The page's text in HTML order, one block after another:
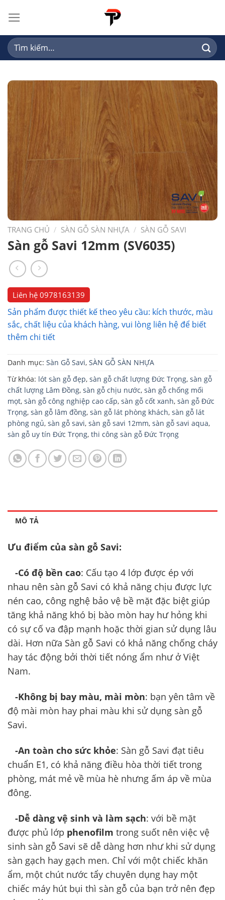
content
Tìm
kiếm:
TRANG CHỦ / SÀN GỖ SÀN NHỰA / SÀN GỖ SAVI
Sàn gỗ Savi 12mm (SV6035)
Liên hệ 0978163139
Sản phẩm được thiết kế theo yêu cầu: kích thước, màu
sắc, chất liệu của khách hàng, vui lòng liên hệ để biết
thêm chi tiết
Danh mục: Sàn Gỗ Savi, SÀN GỖ SÀN NHỰA
Từ khóa: lót sàn gỗ đẹp, sàn gỗ chất lượng Đức Trọng, sàn gỗ
chất lượng Lâm Đồng, sàn gỗ chịu nước, sàn gỗ chống mối
mọt, sàn gỗ công nghiệp cao cấp, sàn gỗ cốt xanh, sàn gỗ Đức
Trọng, sàn gỗ lâm đồng, sàn gỗ lát phòng khách, sàn gỗ lát
phòng ngủ, sàn gỗ savi, sàn gỗ savi 12mm, sàn gỗ savi aqua,
sàn gỗ uy tín Đức Trọng, thi công sàn gỗ Đức Trọng
MÔ TẢ
Ưu điểm của sàn gỗ Savi:
-Có độ bền cao: Cấu tạo 4 lớp được ép với
nhau nên sàn gỗ Savi có khả năng chịu được lực
nén cao, công nghệ bảo vệ bề mặt đặc biệt giúp
tăng khả năng khó bị bào mòn hay hư hỏng khi
có sự cố va đập mạnh hoặc thời gian sử dụng lâu
dài. Hơn nữa Sàn gỗ Savi có khả năng chống cháy
hay tác động bởi thời tiết nóng ẩm như ở Việt
Nam.
-Không bị bay màu, mài mòn: bạn yên tâm về
độ mài mòn hay phai màu khi sử dụng sàn gỗ
Savi.
-An toàn cho sức khỏe: Sàn gỗ Savi đạt tiêu
chuẩn E1, có khả năng điều hòa thời tiết trong
phòng, mát mẻ về mùa hè nhưng ấm áp về mùa
đông.
-Dễ dàng vệ sinh và làm sạch: với bề mặt
được phủ lớp phenofilm trong suốt nên việc vệ
sinh sàn gỗ Savi sẽ dễ dàng hơn như khi sử dụng
sàn gạch hay gạch men. Chỉ với một chiếc khăn
ẩm, một chút nước tẩy chuyên dụng hay một
chiếc máy hút bụi thì sàn gỗ của bạn trở nên đẹp